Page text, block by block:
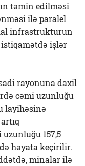
təmin edilməsi
ilə paralel
infrastrukturun
işlər
rayonuna daxil
cəmi uzunluğu
layihəsinə
157,5
həyata keçirilir.
minalar ilə